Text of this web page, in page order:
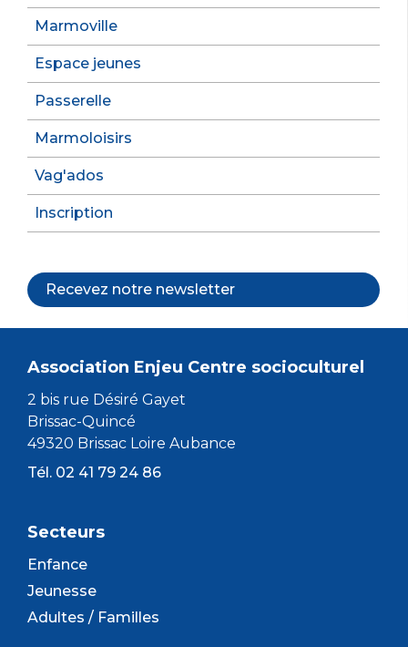
Marmoville
Espace jeunes
Passerelle
Marmoloisirs
Vag'ados
Inscription
Recevez notre newsletter
Association Enjeu Centre socioculturel
2 bis rue Désiré Gayet
Brissac-Quincé
49320 Brissac Loire Aubance
Tél. 02 41 79 24 86
Secteurs
Enfance
Jeunesse
Adultes / Familles